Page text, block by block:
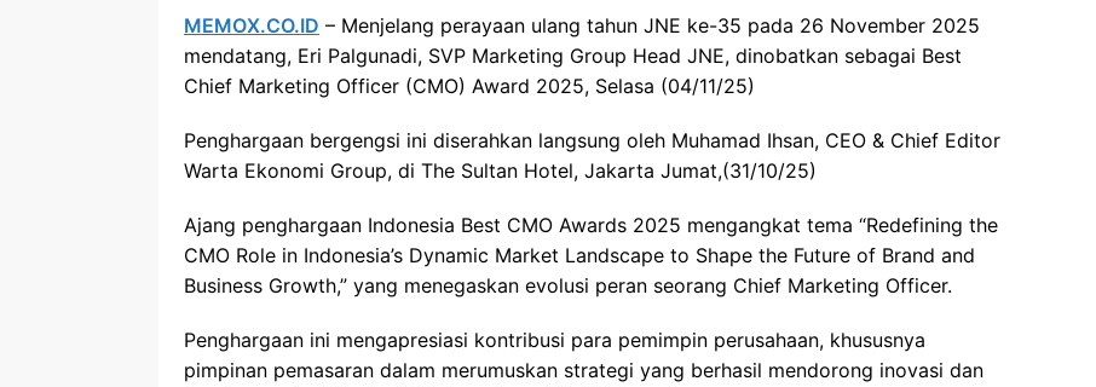
MEMOX.CO.ID – Menjelang perayaan ulang tahun JNE ke-35 pada 26 November 2025
mendatang, Eri Palgunadi, SVP Marketing Group Head JNE, dinobatkan sebagai Best
Chief Marketing Officer (CMO) Award 2025, Selasa (04/11/25)
Penghargaan bergengsi ini diserahkan langsung oleh Muhamad Ihsan, CEO & Chief Editor
Warta Ekonomi Group, di The Sultan Hotel, Jakarta Jumat,(31/10/25)
Ajang penghargaan Indonesia Best CMO Awards 2025 mengangkat tema “Redefining the
CMO Role in Indonesia’s Dynamic Market Landscape to Shape the Future of Brand and
Business Growth,” yang menegaskan evolusi peran seorang Chief Marketing Officer.
Penghargaan ini mengapresiasi kontribusi para pemimpin perusahaan, khususnya
pimpinan pemasaran dalam merumuskan strategi yang berhasil mendorong inovasi dan